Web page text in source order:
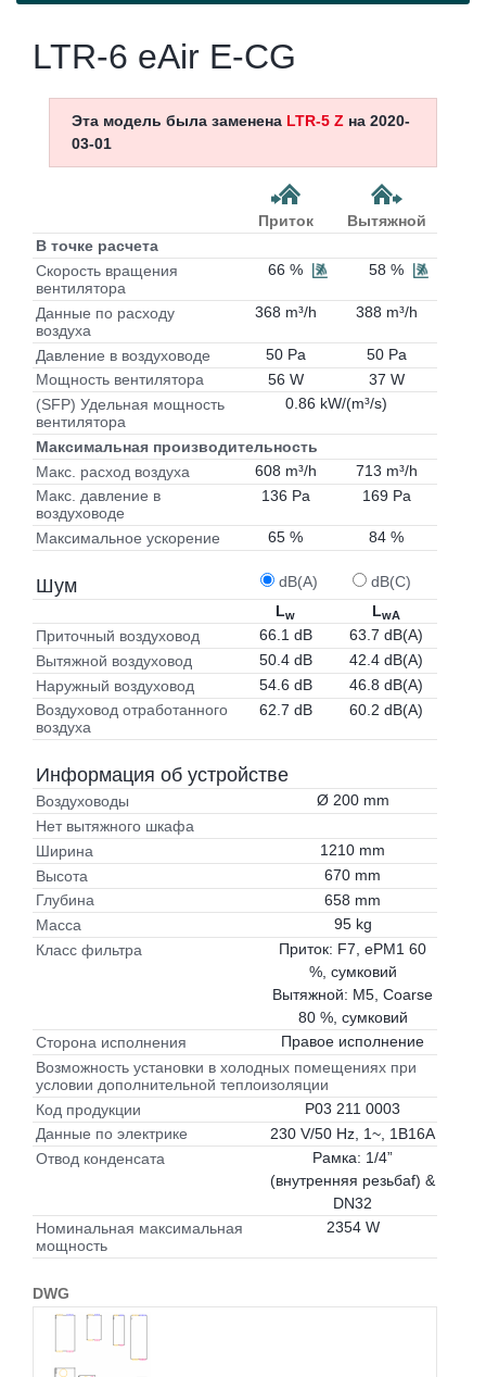
LTR-6 eAir E-CG
Эта модель была заменена LTR-5 Z на 2020-
03-01
Приток
Вытяжной
В точке расчета
Скорость вращения
вентилятора
66 % 58 %
Данные по расходу
воздуха
368 m³/h 388 m³/h
Давление в воздуховоде 50 Pa
50 Pa
Мощность вентилятора
56 W
37 W
(SFP) Удельная мощность
вентилятора
0.86 kW/(m³/s)
Максимальная производительность
Макс. расход воздуха
608 m³/h
713 m³/h
Макс. давление в
воздуховоде
136 Pa 169 Pa
Максимальное ускорение 65 % 84 %
Шум dB(A)
dB(C)
Lw LwA
Приточный воздуховод 66.1 dB
63.7 dB(A)
Вытяжной воздуховод
50.4 dB
42.4 dB(A)
Наружный воздуховод
54.6 dB
46.8 dB(A)
Воздуховод отработанного
воздуха
62.7 dB 60.2 dB(A)
Информация об устройстве
Воздуховоды
Ø 200 mm
Нет вытяжного шкафа
Ширина
1210 mm
Высота
670 mm
Глубина
658 mm
Масса
95 kg
Класс фильтра
Приток: F7, ePM1 60
%, сумковий
Вытяжной: M5, Coarse
80 %, сумковий
Сторона исполнения
Правое исполнение
Возможность установки в холодных помещениях при
условии дополнительной теплоизоляции
Код продукции
P03 211 0003
Данные по электрике
230 V/50 Hz, 1~, 1B16A
Отвод конденсата
Рамка: 1/4”
(внутренняя резьбаf) &
DN32
Номинальная максимальная
мощность
2354 W
DWG